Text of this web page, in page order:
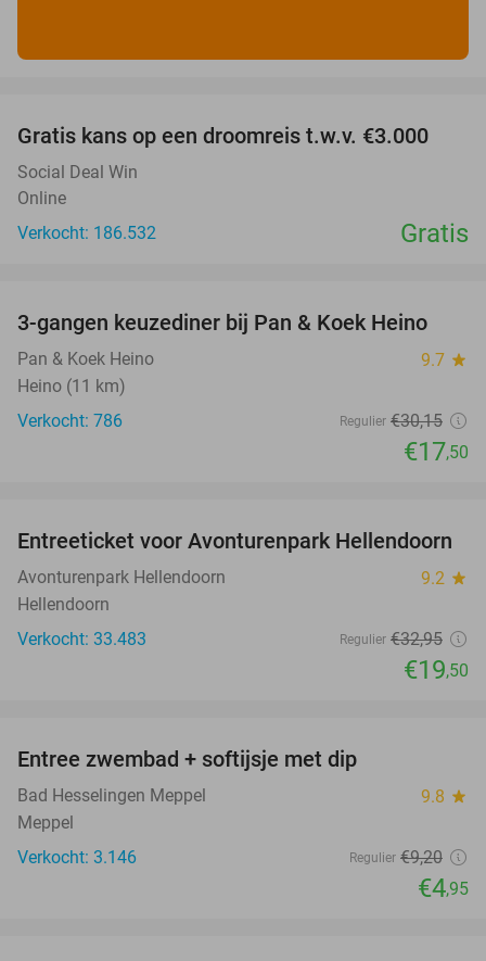
Gratis kans op een droomreis t.w.v. €3.000
Social Deal Win
Online
Verkocht: 186.532
Gratis
42%
3-gangen keuzediner bij Pan & Koek Heino
Pan & Koek Heino 9.7 star
Heino (11 km)
Verkocht: 786
Regulier €30,15
€17,50
41%
Entreeticket voor Avonturenpark Hellendoorn
Avonturenpark Hellendoorn 9.2 star
Hellendoorn
Verkocht: 33.483
Regulier €32,95
€19,50
Entree zwembad + softijsje met dip
Bad Hesselingen Meppel 9.8 star
Meppel
Verkocht: 3.146
Regulier €9,20
€4,95